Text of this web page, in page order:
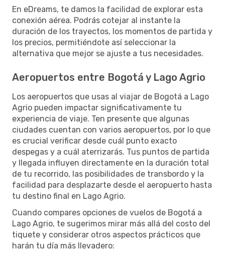
En eDreams, te damos la facilidad de explorar esta
conexión aérea. Podrás cotejar al instante la
duración de los trayectos, los momentos de partida y
los precios, permitiéndote así seleccionar la
alternativa que mejor se ajuste a tus necesidades.
Aeropuertos entre Bogotá y Lago Agrio
Los aeropuertos que usas al viajar de Bogotá a Lago
Agrio pueden impactar significativamente tu
experiencia de viaje. Ten presente que algunas
ciudades cuentan con varios aeropuertos, por lo que
es crucial verificar desde cuál punto exacto
despegas y a cuál aterrizarás. Tus puntos de partida
y llegada influyen directamente en la duración total
de tu recorrido, las posibilidades de transbordo y la
facilidad para desplazarte desde el aeropuerto hasta
tu destino final en Lago Agrio.
Cuando compares opciones de vuelos de Bogotá a
Lago Agrio, te sugerimos mirar más allá del costo del
tiquete y considerar otros aspectos prácticos que
harán tu día más llevadero: